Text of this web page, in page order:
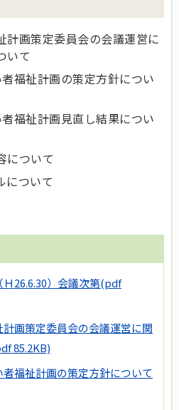
計画策定委員会の会議運営に
いて
福祉計画の策定方針につい
福祉計画見直し結果につい
について
について
26.6.30）会議次第(pdf
画策定委員会の会議運営に関
85.2KB)
福祉計画の策定方針について